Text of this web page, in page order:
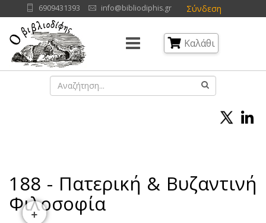
Σύνδεση
6909431393 info@bibliodiphis.gr
Καλάθι
188 - Πατερική & Βυζαντινή
Φιλοσοφία
+